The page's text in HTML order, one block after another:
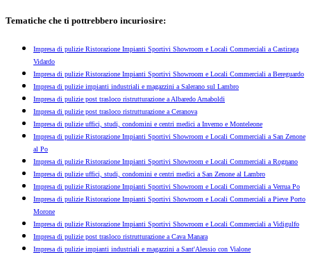
Tematiche che ti pottrebbero incuriosire:
Impresa di pulizie Ristorazione Impianti Sportivi Showroom e Locali Commerciali a Castiraga
Vidardo
Impresa di pulizie Ristorazione Impianti Sportivi Showroom e Locali Commerciali a Bereguardo
Impresa di pulizie impianti industriali e magazzini a Salerano sul Lambro
Impresa di pulizie post trasloco ristrutturazione a Albaredo Arnaboldi
Impresa di pulizie post trasloco ristrutturazione a Ceranova
Impresa di pulizie uffici, studi, condomini e centri medici a Inverno e Monteleone
Impresa di pulizie Ristorazione Impianti Sportivi Showroom e Locali Commerciali a San Zenone
al Po
Impresa di pulizie Ristorazione Impianti Sportivi Showroom e Locali Commerciali a Rognano
Impresa di pulizie uffici, studi, condomini e centri medici a San Zenone al Lambro
Impresa di pulizie Ristorazione Impianti Sportivi Showroom e Locali Commerciali a Verrua Po
Impresa di pulizie Ristorazione Impianti Sportivi Showroom e Locali Commerciali a Pieve Porto
Morone
Impresa di pulizie Ristorazione Impianti Sportivi Showroom e Locali Commerciali a Vidigulfo
Impresa di pulizie post trasloco ristrutturazione a Cava Manara
Impresa di pulizie impianti industriali e magazzini a Sant'Alessio con Vialone